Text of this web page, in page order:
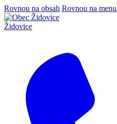
Rovnou na obsah Rovnou na menu
Židovice